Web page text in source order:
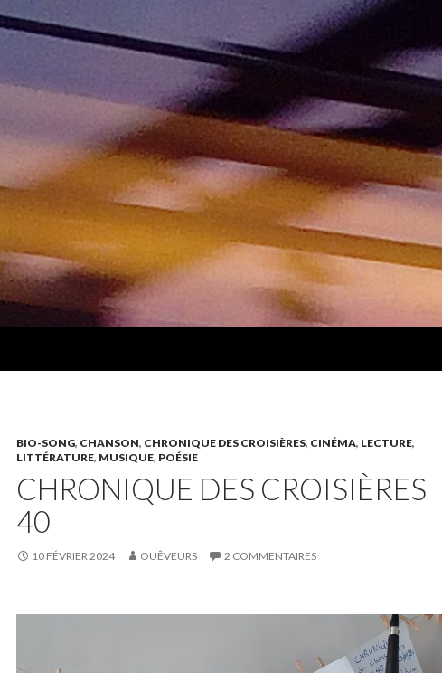
BIO-SONG, CHANSON, CHRONIQUE DES CROISIÈRES, CINÉMA, LECTURE,
LITTÉRATURE, MUSIQUE, POÉSIE
CHRONIQUE DES CROISIÈRES
40
10 FÉVRIER 2024 OUÊVEURS 2 COMMENTAIRES